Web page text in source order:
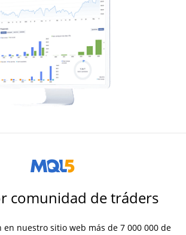
comunidad de tráders
en nuestro sitio web más de 7 000 000 de